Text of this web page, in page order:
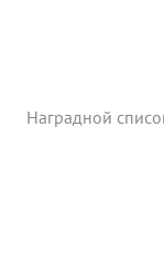
Наградной